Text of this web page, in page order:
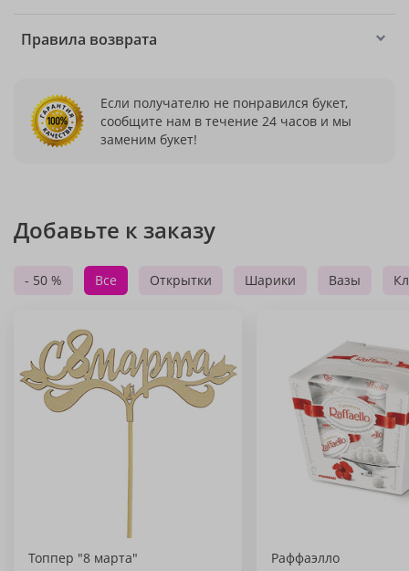
Правила возврата
Если получателю не понравился букет,
сообщите нам в течение 24 часов и мы
заменим букет!
Добавьте к заказу
- 50 % Все Открытки Шарики Вазы
Топпер "8 марта" Раффаэлло